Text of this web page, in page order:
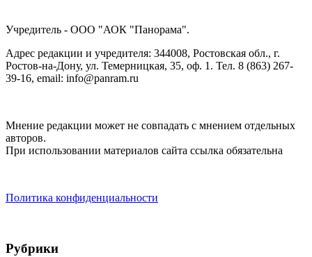
Учредитель - ООО "АОК "Панорама".
Адрес редакции и учредителя: 344008, Ростовская обл., г.
Ростов-на-Дону, ул. Темерницкая, 35, оф. 1. Тел. 8 (863) 267-
39-16, email: info@panram.ru
Мнение редакции может не совпадать с мнением отдельных
авторов.
При использовании материалов сайта ссылка обязательна
Политика конфиденциальности
Рубрики